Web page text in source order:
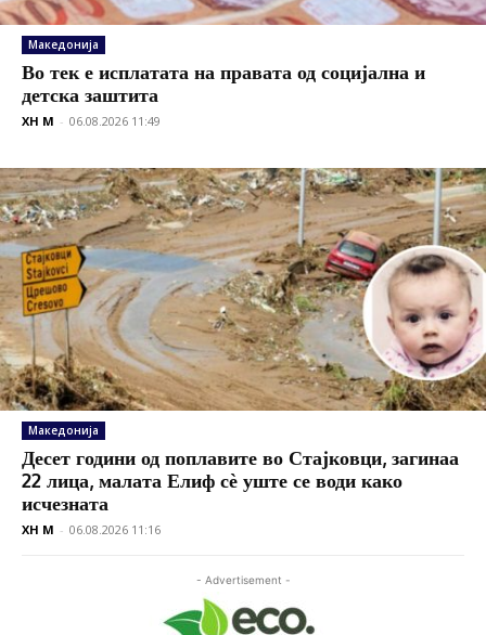
Македонија
Во тек е исплатата на правата од социјална и
детска заштита
XH M - 06.08.2026 11:49
Македонија
Десет години од поплавите во Стајковци, загинаа
22 лица, малата Елиф сѐ уште се води како
исчезната
XH M - 06.08.2026 11:16
- Advertisement -